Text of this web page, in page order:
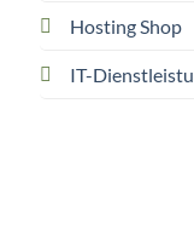
Hosting Shop
IT-